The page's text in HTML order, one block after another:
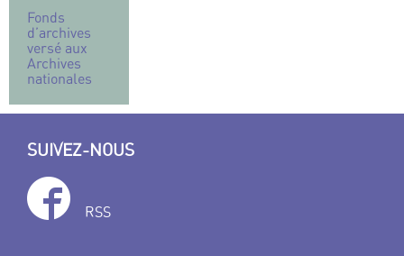
Fonds
d’archives
versé aux
Archives
nationales
SUIVEZ-NOUS
RSS